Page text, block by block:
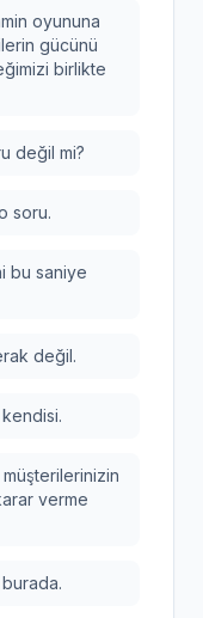
oyununa
gücünü
birlikte
değil mi?
soru.
bu saniye
değil.
müşterilerinizin
verme